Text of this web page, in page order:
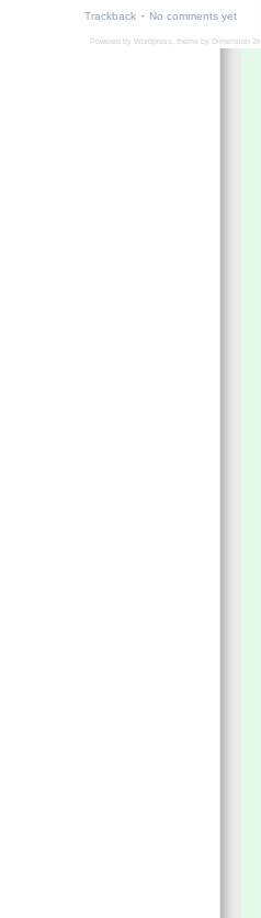
Trackback · No comments yet
Powered by Wordpress , theme by Dimension 2k